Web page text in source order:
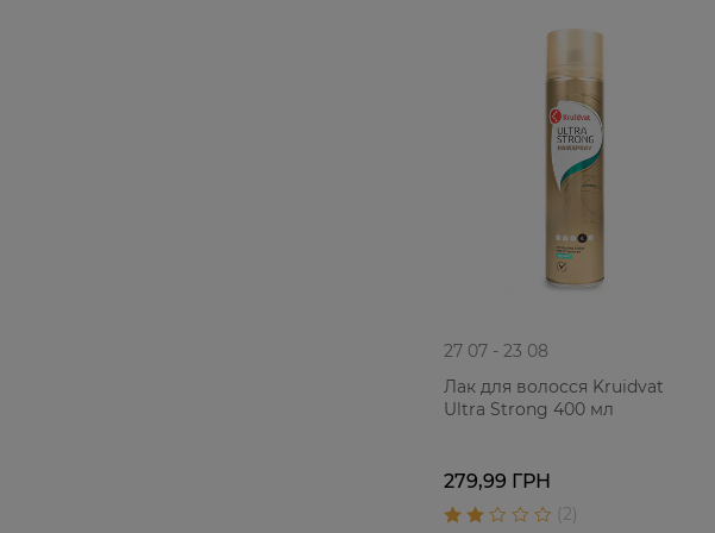
27 07 - 23 08
Лак для волосся Kruidvat
Ultra Strong 400 мл
279,99 ГРН